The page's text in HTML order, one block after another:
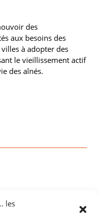
les
des
aux besoins des
à adopter des
le vieillissement actif
des aînés.